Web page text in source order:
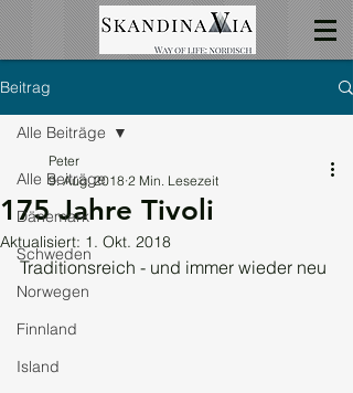
Beitrag
Alle Beiträge
Dänemark
Schweden
Norwegen
Finnland
Island
Alle Beiträge
175 Jahre Tivoli
Peter
9. Aug. 2018 2 Min. Lesezeit
Aktualisiert: 1. Okt. 2018
Traditionsreich - und immer wieder neu